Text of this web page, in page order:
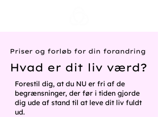
Priser og forløb for din forandring
Hvad er dit liv værd?
Forestil dig, at du NU er fri af de
begrænsninger, der før i tiden gjorde
dig ude af stand til at leve dit liv fuldt
ud.